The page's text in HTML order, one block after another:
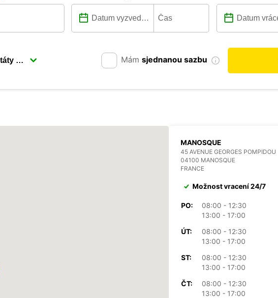
Mám sjednanou sazbu
MANOSQUE
45 AVENUE GEORGES POMPIDOU
04100 MANOSQUE
FRANCE
Možnost vracení 24/7
PO:
08:00 - 12:30
13:00 - 17:00
ÚT:
08:00 - 12:30
13:00 - 17:00
ST:
08:00 - 12:30
13:00 - 17:00
ČT:
08:00 - 12:30
13:00 - 17:00